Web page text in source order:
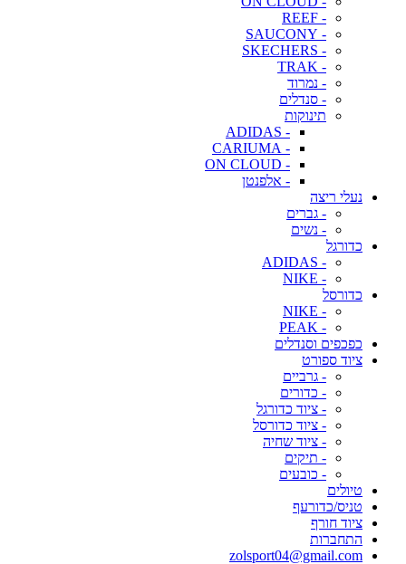
- REEF
- SAUCONY
- SKECHERS
- TRAK
- נמרוד
- סנדלים
תינוקות
- ADIDAS
- CARIUMA
- ON CLOUD
- אלפנטן
נעלי ריצה
- גברים
- נשים
כדורגל
- ADIDAS
- NIKE
כדורסל
- NIKE
- PEAK
כפכפים וסנדלים
ציוד ספורט
- גרביים
- כדורים
- ציוד כדורגל
- ציוד כדורסל
- ציוד שחיה
- תיקים
- כובעים
טיולים
טניס/כדורעף
ציוד חורף
התחברות
zolsport04@gmail.com